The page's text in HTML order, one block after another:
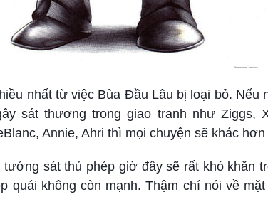
nhất từ việc Bùa Đầu Lâu bị loại bỏ.
sát thương trong giao tranh như Ziggs,
Annie, Ahri thì mọi chuyện sẽ khác hơn
sát thủ phép giờ đây sẽ rất khó khăn
quái không còn mạnh. Thậm chí nói về